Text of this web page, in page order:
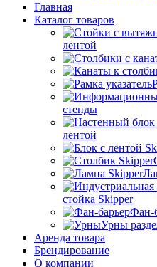
Главная
Каталог товаров
лентой
стенды
лентой
стойка Skipper
Фан-
Урны
Аренда товара
Брендирование
О компании